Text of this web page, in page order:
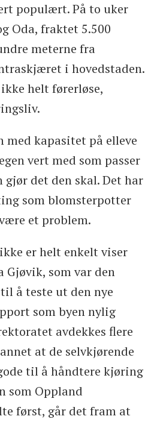
populært. På to uker
Oda, fraktet 5.500
meterne fra
i hovedstaden.
helt førerløse,
med kapasitet på elleve
vert med som passer
det den skal. Det har
som blomsterpotter
et problem.
er helt enkelt viser
Gjøvik, som var den
å teste ut den nye
som byen nylig
avdekkes flere
at de selvkjørende
til å håndtere kjøring
som Oppland
først, går det fram at